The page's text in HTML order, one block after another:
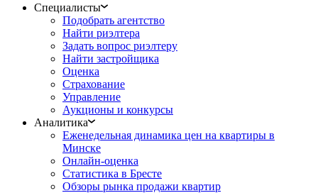
Специалисты
Подобрать агентство
Найти риэлтера
Задать вопрос риэлтеру
Найти застройщика
Оценка
Страхование
Управление
Аукционы и конкурсы
Аналитика
Еженедельная динамика цен на квартиры в
Минске
Онлайн-оценка
Статистика в Бресте
Обзоры рынка продажи квартир